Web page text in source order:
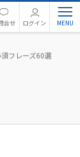
合せ ログイン
フレーズ60選